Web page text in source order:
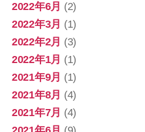
2022年6月 (2)
2022年3月 (1)
2022年2月 (3)
2022年1月 (1)
2021年9月 (1)
2021年8月 (4)
2021年7月 (4)